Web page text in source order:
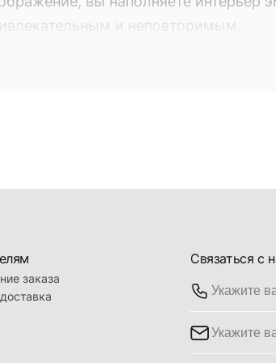
и неповторимым.
заказа
Связаться с